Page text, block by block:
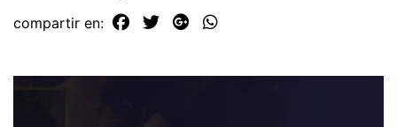
compartir en: